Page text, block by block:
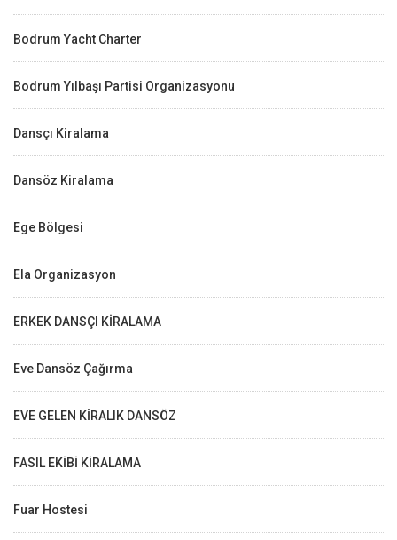
Bodrum Yacht Charter
Bodrum Yılbaşı Partisi Organizasyonu
Dansçı Kiralama
Dansöz Kiralama
Ege Bölgesi
Ela Organizasyon
ERKEK DANSÇI KİRALAMA
Eve Dansöz Çağırma
EVE GELEN KİRALIK DANSÖZ
FASIL EKİBİ KİRALAMA
Fuar Hostesi